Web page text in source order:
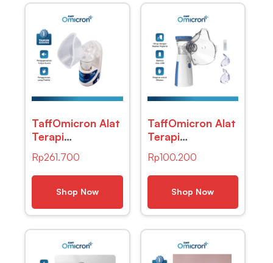
TaffOmicron Alat
Terapi
Ultrasonic
Nebulizer – MY-
520A
Rp261.700
Shop Now
TaffOmicron Alat
Terapi
Handheld
Nebulizer
Battery-JSL-
W302
Rp100.200
Shop Now